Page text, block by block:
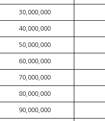
30,000,000
40,000,000
50,000,000
60,000,000
70,000,000
80,000,000
90,000,000